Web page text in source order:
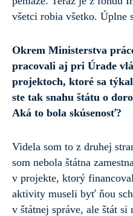
všetci robia všetko. Úplne
Okrem Ministerstva
pracovali aj pri Úrade
projektoch, ktoré sa
ste tak snahu štátu o
Aká to bola skúsenosť?
Videla som to z druhej
som nebola štátna
v projekte, ktorý
aktivity museli byť ňou
v štátnej správe, ale štát